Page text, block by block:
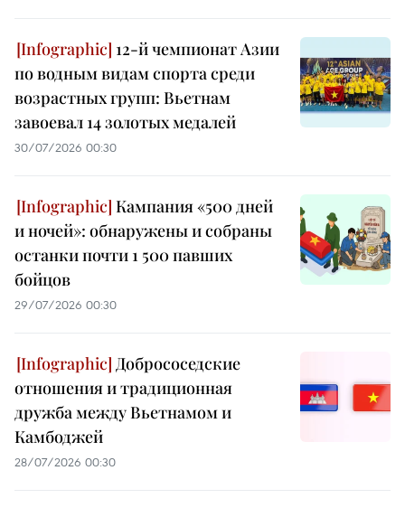
12-й чемпионат Азии
по водным видам спорта среди
возрастных групп: Вьетнам
завоевал 14 золотых медалей
30/07/2026 00:30
Кампания «500 дней
и ночей»: обнаружены и собраны
останки почти 1 500 павших
бойцов
29/07/2026 00:30
Добрососедские
отношения и традиционная
дружба между Вьетнамом и
Камбоджей
28/07/2026 00:30